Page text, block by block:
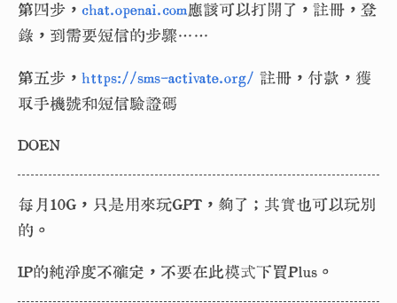
第四步， chat.openai.com應該可以打開了，註冊，登
錄，到需要短信的步驟……
第五步， https://sms-activate.org/ 註冊，付款，獲
取手機號和短信驗證碼
DOEN
每月10G，只是用來玩GPT，夠了；其實也可以玩別
的。
IP的純淨度不確定，不要在此模式下買Plus。